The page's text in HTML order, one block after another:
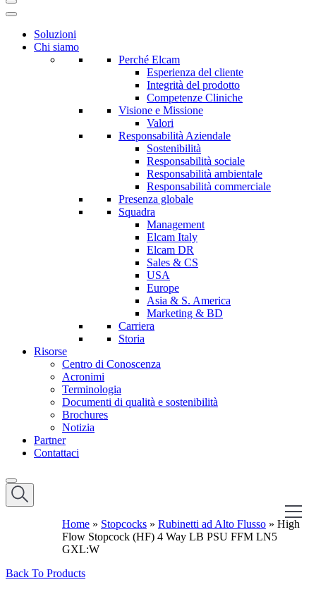
Soluzioni
Chi siamo
Perché Elcam
Esperienza del cliente
Integrità del prodotto
Competenze Cliniche
Visione e Missione
Valori
Responsabilità Aziendale
Sostenibilità
Responsabilità sociale
Responsabilità ambientale
Responsabilità commerciale
Presenza globale
Squadra
Management
Elcam Italy
Elcam DR
Sales & CS
USA
Europe
Asia & S. America
Marketing & BD
Carriera
Storia
Risorse
Centro di Conoscenza
Acronimi
Terminologia
Documenti di qualità e sostenibilità
Brochures
Notizia
Partner
Contattaci
Home » Stopcocks » Rubinetti ad Alto Flusso » High
Flow Stopcock (HF) 4 Way LB PSU FFM LN5
GXL:W
Back To Products